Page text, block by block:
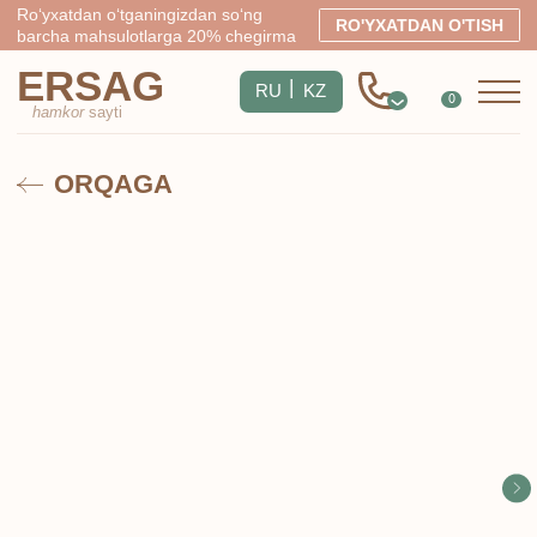
Ro‘yxatdan o‘tganingizdan so‘ng
barcha mahsulotlarga 20% chegirma
RO'YXATDAN O'TISH
0
ERSAG
hamkorsayti
ORQAGA